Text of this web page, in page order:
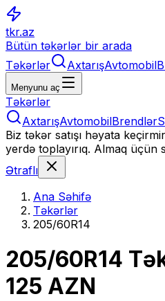
tkr.az
Bütün təkərlər bir arada
Təkərlər
AxtarışAvtomobil
Menyunu aç
Təkərlər
AxtarışAvtomobilBrendlər
Biz təkər satışı həyata
yerdə toplayırıq. Almaq üçün
Ətraflı
Ana Səhifə
Təkərlər
205/60R14
205/60R14
125 AZN